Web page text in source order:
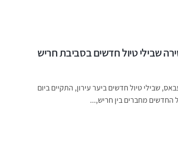
שבילי טיול חדשים בסביבת חריש
שבילי טיול חדשים ביער עירון, התקיים ביום
החדשים מחברים בין חריש,...